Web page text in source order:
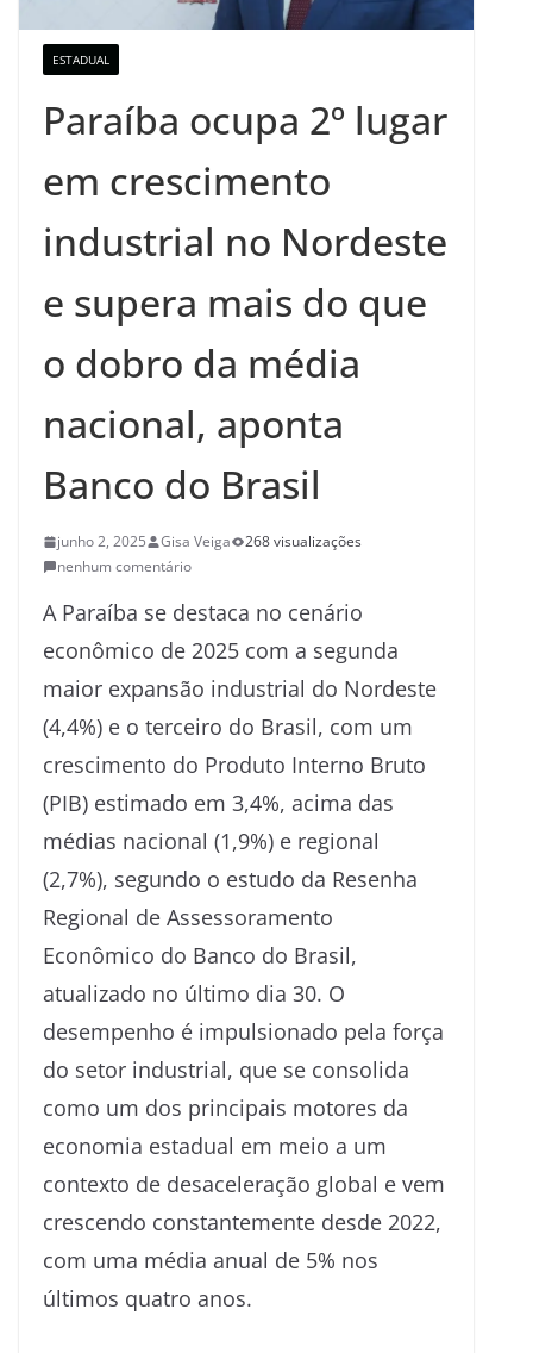
ESTADUAL
Paraíba ocupa 2º lugar
em crescimento
industrial no Nordeste
e supera mais do que
o dobro da média
nacional, aponta
Banco do Brasil
junho 2, 2025 Gisa Veiga
268 visualizações
nenhum comentário
A Paraíba se destaca no cenário
econômico de 2025 com a segunda
maior expansão industrial do Nordeste
(4,4%) e o terceiro do Brasil, com um
crescimento do Produto Interno Bruto
(PIB) estimado em 3,4%, acima das
médias nacional (1,9%) e regional
(2,7%), segundo o estudo da Resenha
Regional de Assessoramento
Econômico do Banco do Brasil,
atualizado no último dia 30. O
desempenho é impulsionado pela força
do setor industrial, que se consolida
como um dos principais motores da
economia estadual em meio a um
contexto de desaceleração global e vem
crescendo constantemente desde 2022,
com uma média anual de 5% nos
últimos quatro anos.